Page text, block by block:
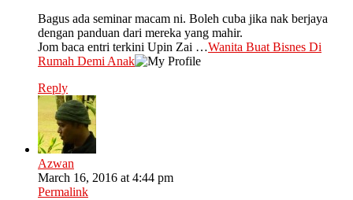
Bagus ada seminar macam ni. Boleh cuba jika nak berjaya
dengan panduan dari mereka yang mahir.
Jom baca entri terkini Upin Zai …Wanita Buat Bisnes Di
Rumah Demi Anak
Reply
Azwan
March 16, 2016 at 4:44 pm
Permalink